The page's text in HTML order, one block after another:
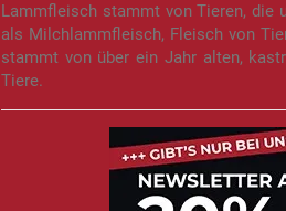
Lammfleisch stammt von Tieren, die
als Milchlammfleisch, Fleisch von
stammt von über ein Jahr alten,
Tiere.